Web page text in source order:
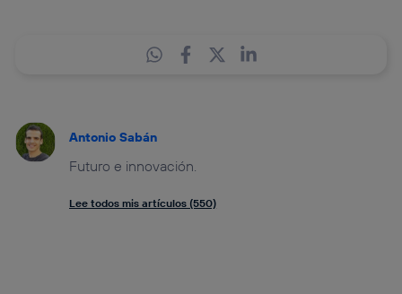
Antonio Sabán
Futuro e innovación.
Lee todos mis artículos (550)